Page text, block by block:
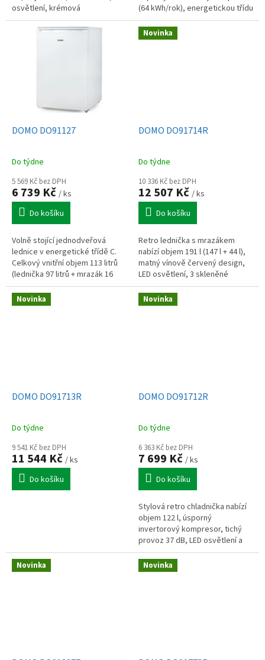
osvětlení, krémová
(64 kWh/rok), energetickou třídu
D a otočné dveře. Ideální do
kanceláře, pokoje i...
DOMO DO91127
Do týdne
5 569 Kč bez DPH
6 739 Kč / ks
Do košíku
Volně stojící jednodveřová
lednice v energetické třídě C.
Celkový vnitřní objem 113 litrů
(lednička 97 litrů + mrazák 16
litrů). Praktická výška 84,5 cm.
Otočné dveře, hlučnost...
Novinka
DOMO DO91714R
Do týdne
10 336 Kč bez DPH
12 507 Kč / ks
Do košíku
Retro lednička s mrazákem
nabízí objem 191 l (147 l + 44 l),
matný vínově červený design,
LED osvětlení, 3 skleněné
police, 2 zásuvky mrazáku, tichý
provoz 39 dB a energetickou...
Novinka
DOMO DO91713R
Do týdne
9 541 Kč bez DPH
11 544 Kč / ks
Do košíku
Novinka
DOMO DO91712R
Do týdne
6 363 Kč bez DPH
7 699 Kč / ks
Do košíku
Stylová retro chladnička nabízí
objem 122 l, úsporný
invertorový kompresor, tichý
provoz 37 dB, LED osvětlení a
elegantní matně černý design s
dřevěnou úchytkou.
Novinka Novinka